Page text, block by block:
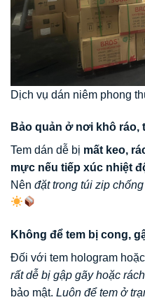
Dịch vụ dán niêm phong
Bảo quản ở nơi khô ráo,
Tem dán dễ bị mất keo,
mực nếu tiếp xúc nhiệt
Nên đặt trong túi zip
Không để tem bị cong,
Đối với tem hologram
rất dễ bị gập gãy hoặc
bảo mật. Luôn để tem ở